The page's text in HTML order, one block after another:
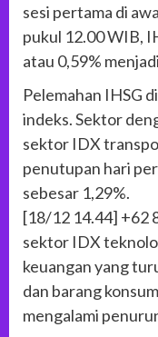
sesi pertama di
pukul 12.00 WIB,
atau 0,59%
Pelemahan IHSG
indeks. Sektor
sektor IDX
penutupan hari
sebesar 1,29%.
[18/12 14.44] +62
sektor IDX
keuangan yang
dan barang
mengalami